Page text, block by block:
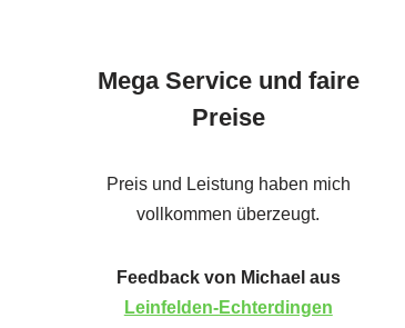
Mega Service und faire
Preise
Preis und Leistung haben mich
vollkommen überzeugt.
Feedback von Michael aus
Leinfelden-Echterdingen